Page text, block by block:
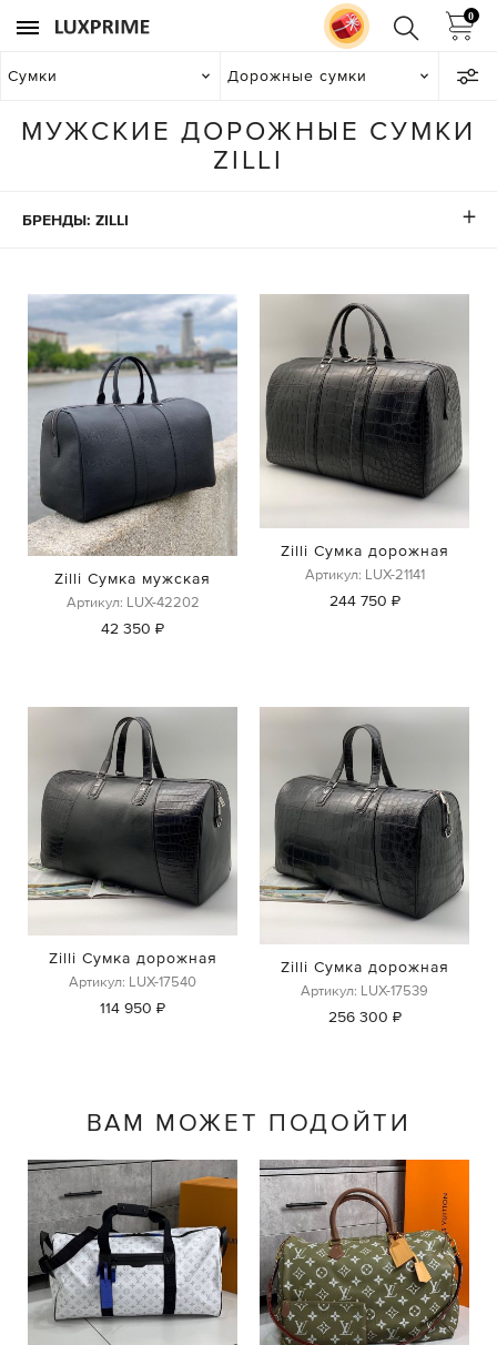
0
Сумки Дорожные сумки
МУЖСКИЕ ДОРОЖНЫЕ СУМКИ
ZILLI
БРЕНДЫ: ZILLI
Zilli Сумка мужская
Артикул: LUX-42202
42 350 ₽
Zilli Сумка дорожная
Артикул: LUX-21141
244 750 ₽
Zilli Сумка дорожная
Артикул: LUX-17540
114 950 ₽
Zilli Сумка дорожная
Артикул: LUX-17539
256 300 ₽
ВАМ МОЖЕТ ПОДОЙТИ